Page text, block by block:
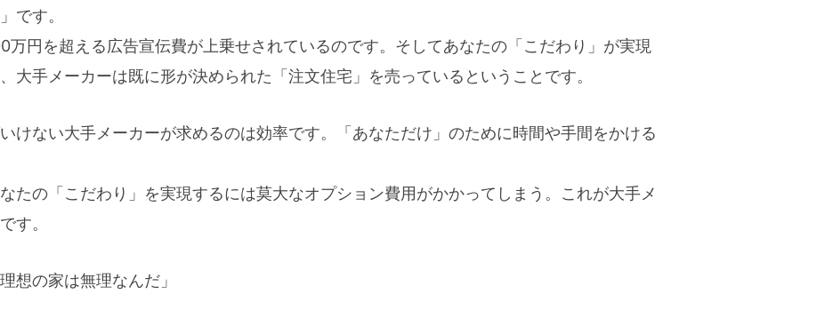
です。
万円を超える広告宣伝費が上乗せされているのです。そしてあなたの「こだわり」が実現
大手メーカーは既に形が決められた「注文住宅」を売っているということです。
けない大手メーカーが求めるのは効率です。「あなただけ」のために時間や手間をかける
たの「こだわり」を実現するには莫大なオプション費用がかかってしまう。これが大手メ
す。
想の家は無理なんだ」